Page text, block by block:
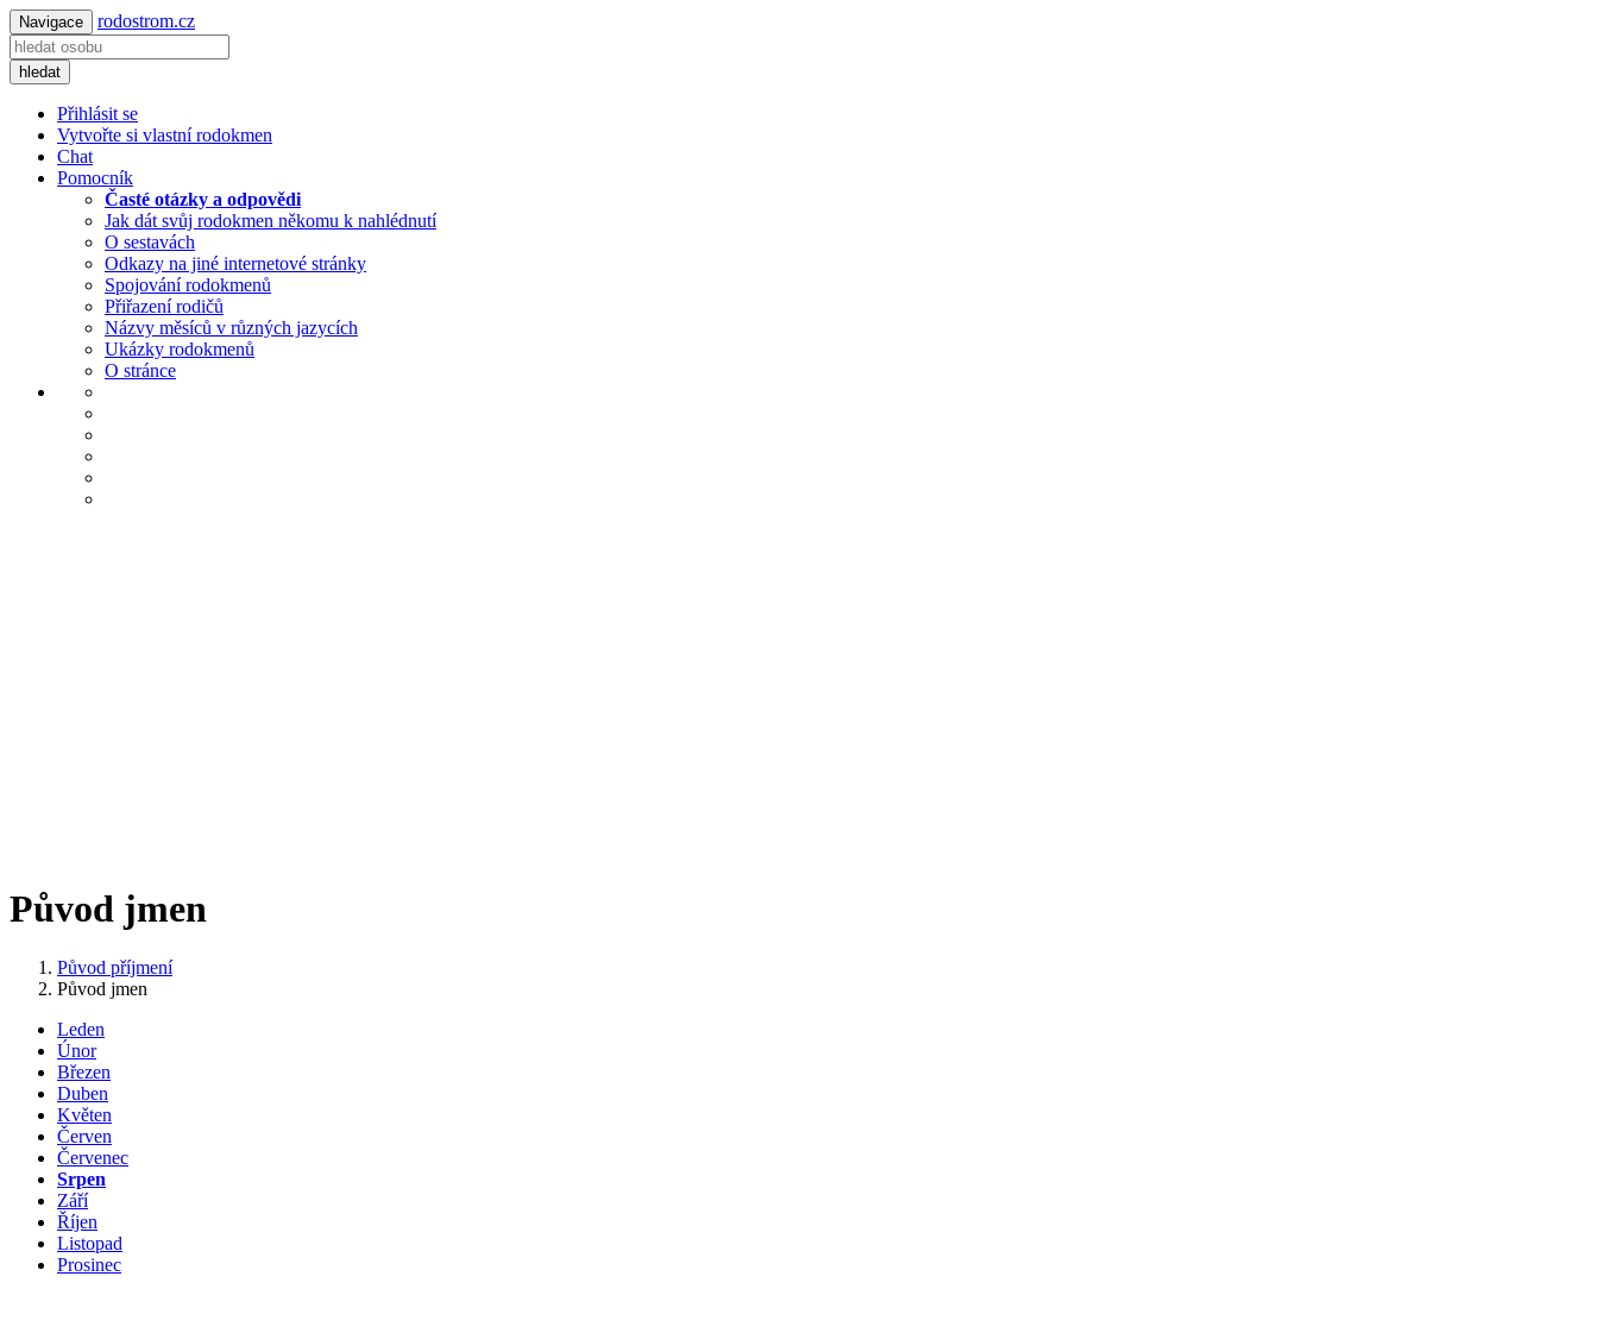
Navigace rodostrom.cz
hledat
Přihlásit se
Vytvořte si vlastní rodokmen
Chat
Pomocník
Časté otázky a odpovědi
Jak dát svůj rodokmen někomu k nahlédnutí
O sestavách
Odkazy na jiné internetové stránky
Spojování rodokmenů
Přiřazení rodičů
Názvy měsíců v různých jazycích
Ukázky rodokmenů
O stránce
Původ jmen
Původ příjmení
Původ jmen
Leden
Únor
Březen
Duben
Květen
Červen
Červenec
Srpen
Září
Říjen
Listopad
Prosinec